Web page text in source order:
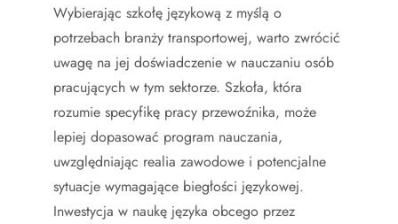
Wybierając szkołę językową z myślą o
potrzebach branży transportowej, warto zwrócić
uwagę na jej doświadczenie w nauczaniu osób
pracujących w tym sektorze. Szkoła, która
rozumie specyfikę pracy przewoźnika, może
lepiej dopasować program nauczania,
uwzględniając realia zawodowe i potencjalne
sytuacje wymagające biegłości językowej.
Inwestycja w naukę języka obcego przez